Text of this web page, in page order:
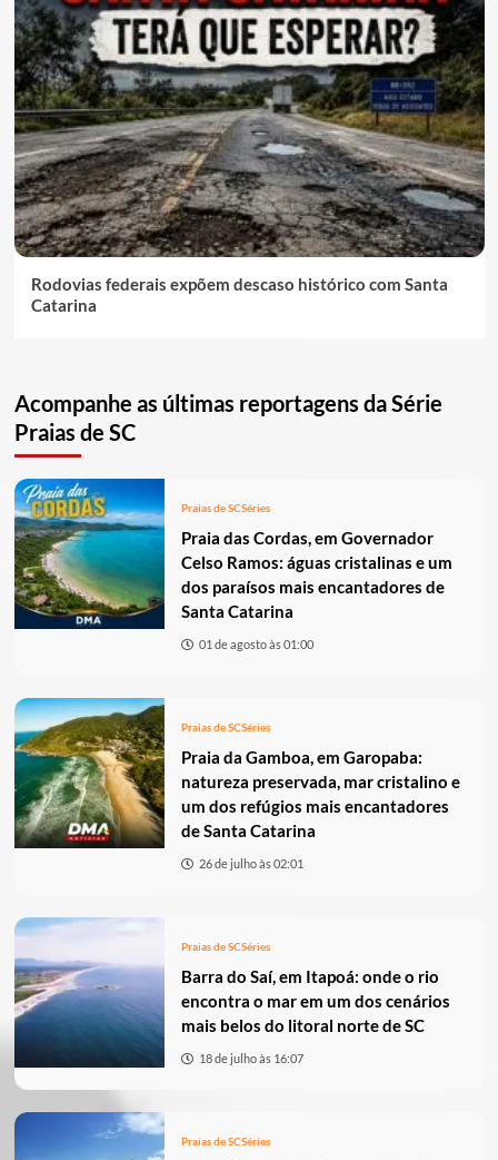
Rodovias federais expõem descaso histórico com Santa
Catarina
Acompanhe as últimas reportagens da Série
Praias de SC
Praias de SCSéries
Praia das Cordas, em Governador
Celso Ramos: águas cristalinas e um
dos paraísos mais encantadores de
Santa Catarina
01 de agosto às 01:00
Praias de SCSéries
Praia da Gamboa, em Garopaba:
natureza preservada, mar cristalino e
um dos refúgios mais encantadores
de Santa Catarina
26 de julho às 02:01
Praias de SCSéries
Barra do Saí, em Itapoá: onde o rio
encontra o mar em um dos cenários
mais belos do litoral norte de SC
18 de julho às 16:07
Praias de SCSéries